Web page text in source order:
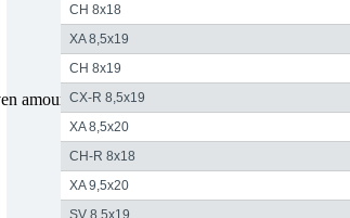
CH 8x18
XA 8,5x19
CH 8x19
CX-R 8,5x19
XA 8,5x20
CH-R 8x18
XA 9,5x20
SV 8,5x19